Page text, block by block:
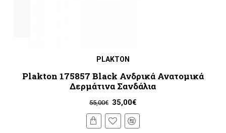
PLAKTON
Plakton 175857 Black Ανδρικά Ανατομικά
Δερμάτινα Σανδάλια
35,00€
55,00€